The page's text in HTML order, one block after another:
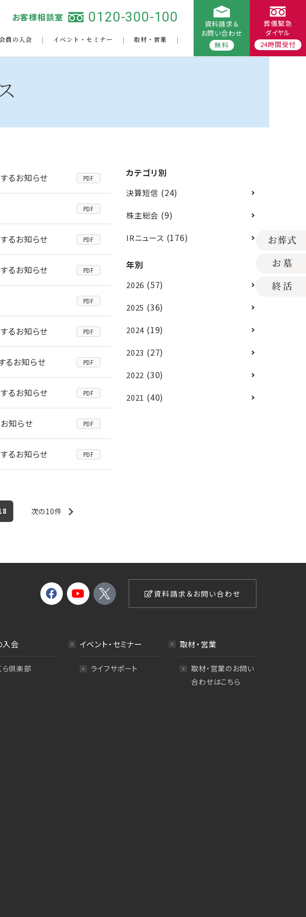
お客様相談室 0120-300-100
員の入会 イベント・セミナー 取材・営業
資料請求＆
お問い合わせ
無料
葬儀緊急
ダイヤル
24時間受付
るお知らせ PDF
PDF
るお知らせ PDF
るお知らせ PDF
PDF
るお知らせ PDF
るお知らせ PDF
るお知らせ PDF
知らせ PDF
るお知らせ PDF
次の10件
カテゴリ別
決算短信 (24)
株主総会 (9)
IRニュース (176)
年別
2026 (57)
2025 (36)
2024 (19)
2023 (27)
2022 (30)
2021 (40)
資料請求＆お問い合わせ
入会
ら倶楽部
イベント・セミナー
ライフサポート
取材・営業
取材・営業のお問い
合わせはこちら